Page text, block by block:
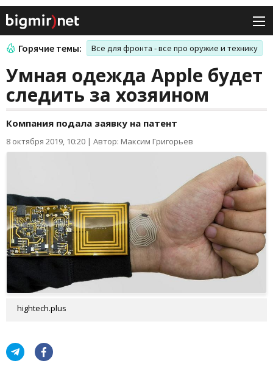
Горячие темы: Все для фронта - все про оружие и технику
Умная одежда Apple будет
следить за хозяином
Компания подала заявку на патент
8 октября 2019, 10:20 | Автор: Максим Григорьев
hightech.plus